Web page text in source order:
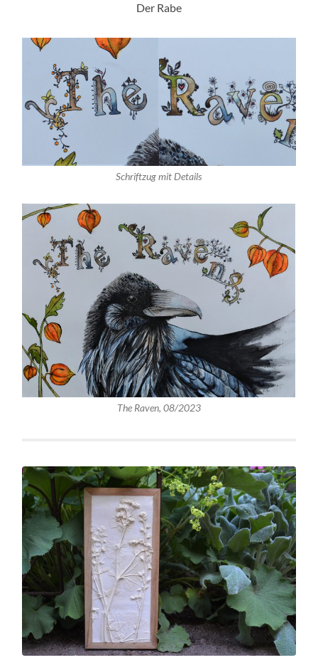
Der Rabe
Schriftzug mit Details
The Raven, 08/2023